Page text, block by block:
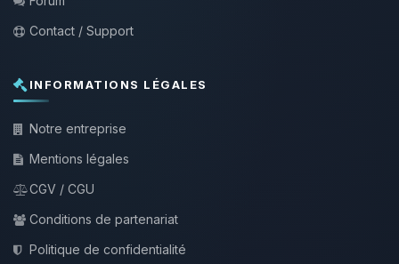
Contact / Support
INFORMATIONS LÉGALES
Notre entreprise
Mentions légales
CGV / CGU
Conditions de partenariat
Politique de confidentialité